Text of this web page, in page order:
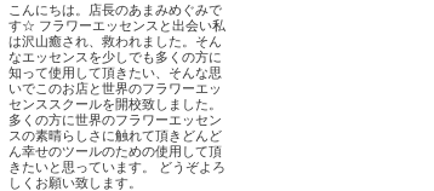
こんにちは。店長のあまみめぐみで
す☆ フラワーエッセンスと出会い私
は沢山癒され、救われました。そん
なエッセンスを少しでも多くの方に
知って使用して頂きたい、そんな思
いでこのお店と世界のフラワーエッ
センススクールを開校致しました。
多くの方に世界のフラワーエッセン
スの素晴らしさに触れて頂きどんど
ん幸せのツールのための使用して頂
きたいと思っています。 どうぞよろ
しくお願い致します。